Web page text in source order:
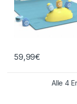
59,99€
Alle 4